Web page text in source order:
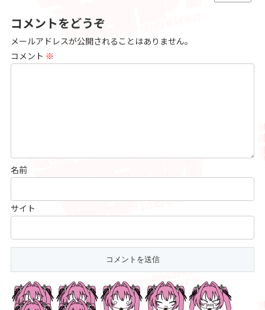
コメントをどうぞ
メールアドレスが公開されることはありません。
コメント ※
名前
サイト